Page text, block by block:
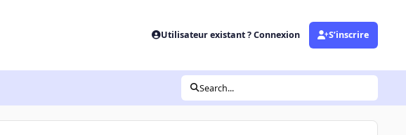
Utilisateur existant ? Connexion S’inscrire
Search...